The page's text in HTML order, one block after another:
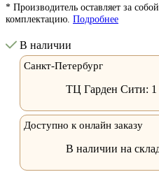
* Производитель оставляет за
комплектацию. Подробнее
В наличии
Санкт-Петербург
ТЦ Гарден Сити:
Доступно к онлайн заказу
В наличии на